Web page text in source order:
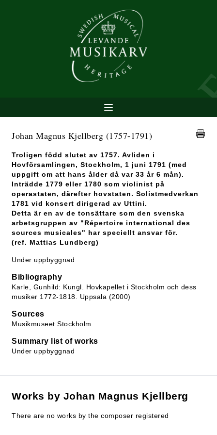
Johan Magnus Kjellberg (1757-1791)
Troligen född slutet av 1757. Avliden i
Hovförsamlingen, Stockholm, 1 juni 1791 (med
uppgift om att hans ålder då var 33 år 6 mån).
Inträdde 1779 eller 1780 som violinist på
operastaten, därefter hovstaten. Solistmedverkan
1781 vid konsert dirigerad av Uttini.
Detta är en av de tonsättare som den svenska
arbetsgruppen av "Répertoire international des
sources musicales" har speciellt ansvar för.
(ref. Mattias Lundberg)
Under uppbyggnad
Bibliography
Karle, Gunhild: Kungl. Hovkapellet i Stockholm och dess
musiker 1772-1818. Uppsala (2000)
Sources
Musikmuseet Stockholm
Summary list of works
Under uppbyggnad
Works by Johan Magnus Kjellberg
There are no works by the composer registered